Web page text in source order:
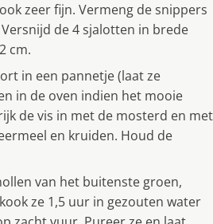
zeer fijn. Vermeng de snippers
de 4 sjalotten in brede
cm.
in een pannetje (laat ze
in de oven indien het mooie
de vis in met de mosterd en met
en kruiden. Houd de
van het buitenste groen,
ze 1,5 uur in gezouten water